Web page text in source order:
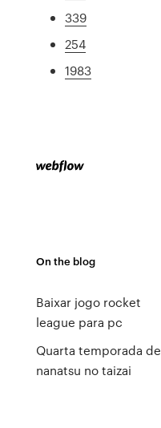
339
254
1983
On the blog
Baixar jogo rocket
league para pc
Quarta temporada de
nanatsu no taizai